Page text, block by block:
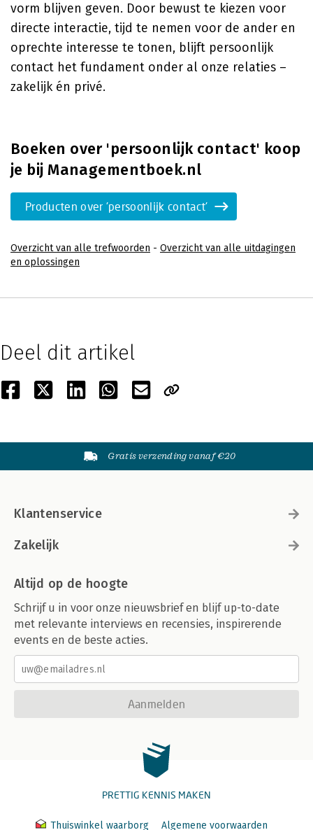
vorm blijven geven. Door bewust te kiezen voor
directe interactie, tijd te nemen voor de ander en
oprechte interesse te tonen, blijft persoonlijk
contact het fundament onder al onze relaties –
zakelijk én privé.
Boeken over 'persoonlijk contact' koop
je bij Managementboek.nl
Producten over 'persoonlijk contact'
Overzicht van alle trefwoorden - Overzicht van alle uitdagingen
en oplossingen
Deel dit artikel
Gratis verzending vanaf €20
Klantenservice
Zakelijk
Altijd op de hoogte
Schrijf u in voor onze nieuwsbrief en blijf up-to-date
met relevante interviews en recensies, inspirerende
events en de beste acties.
Aanmelden
PRETTIG KENNIS MAKEN
Thuiswinkel waarborg Algemene voorwaarden